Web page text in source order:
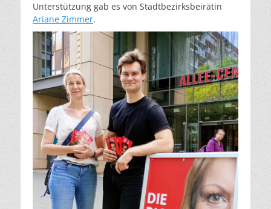
Unterstützung gab es von Stadtbezirksbeirätin
Ariane Zimmer.